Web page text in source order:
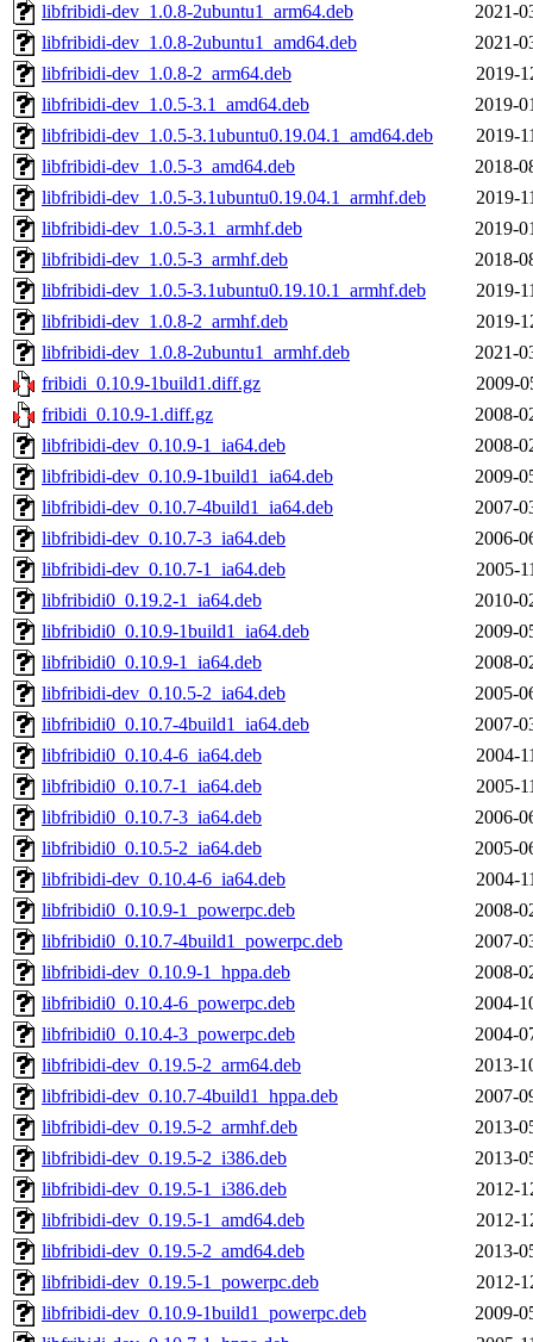
libfribidi-dev_1.0.8-2ubuntu1_arm64.deb
2021-
libfribidi-dev_1.0.8-2ubuntu1_amd64.deb
2021-
libfribidi-dev_1.0.8-2_arm64.deb
2019-
libfribidi-dev_1.0.5-3.1_amd64.deb
2019-
libfribidi-dev_1.0.5-3.1ubuntu0.19.04.1_amd64.deb
2019-
libfribidi-dev_1.0.5-3_amd64.deb
2018-
libfribidi-dev_1.0.5-3.1ubuntu0.19.04.1_armhf.deb
2019-
libfribidi-dev_1.0.5-3.1_armhf.deb
2019-
libfribidi-dev_1.0.5-3_armhf.deb
2018-
libfribidi-dev_1.0.5-3.1ubuntu0.19.10.1_armhf.deb
2019-
libfribidi-dev_1.0.8-2_armhf.deb
2019-
libfribidi-dev_1.0.8-2ubuntu1_armhf.deb
2021-
fribidi_0.10.9-1build1.diff.gz
2009-
fribidi_0.10.9-1.diff.gz
2008-
libfribidi-dev_0.10.9-1_ia64.deb
2008-
libfribidi-dev_0.10.9-1build1_ia64.deb
2009-
libfribidi-dev_0.10.7-4build1_ia64.deb
2007-
libfribidi-dev_0.10.7-3_ia64.deb
2006-
libfribidi-dev_0.10.7-1_ia64.deb
2005-
libfribidi0_0.19.2-1_ia64.deb
2010-
libfribidi0_0.10.9-1build1_ia64.deb
2009-
libfribidi0_0.10.9-1_ia64.deb
2008-
libfribidi-dev_0.10.5-2_ia64.deb
2005-
libfribidi0_0.10.7-4build1_ia64.deb
2007-
libfribidi0_0.10.4-6_ia64.deb
2004-
libfribidi0_0.10.7-1_ia64.deb
2005-
libfribidi0_0.10.7-3_ia64.deb
2006-
libfribidi0_0.10.5-2_ia64.deb
2005-
libfribidi-dev_0.10.4-6_ia64.deb
2004-
libfribidi0_0.10.9-1_powerpc.deb
2008-
libfribidi0_0.10.7-4build1_powerpc.deb
2007-
libfribidi-dev_0.10.9-1_hppa.deb
2008-
libfribidi0_0.10.4-6_powerpc.deb
2004-
libfribidi0_0.10.4-3_powerpc.deb
2004-
libfribidi-dev_0.19.5-2_arm64.deb
2013-
libfribidi-dev_0.10.7-4build1_hppa.deb
2007-
libfribidi-dev_0.19.5-2_armhf.deb
2013-
libfribidi-dev_0.19.5-2_i386.deb
2013-
libfribidi-dev_0.19.5-1_i386.deb
2012-
libfribidi-dev_0.19.5-1_amd64.deb
2012-
libfribidi-dev_0.19.5-2_amd64.deb
2013-
libfribidi-dev_0.19.5-1_powerpc.deb
2012-
libfribidi-dev_0.10.9-1build1_powerpc.deb
2009-